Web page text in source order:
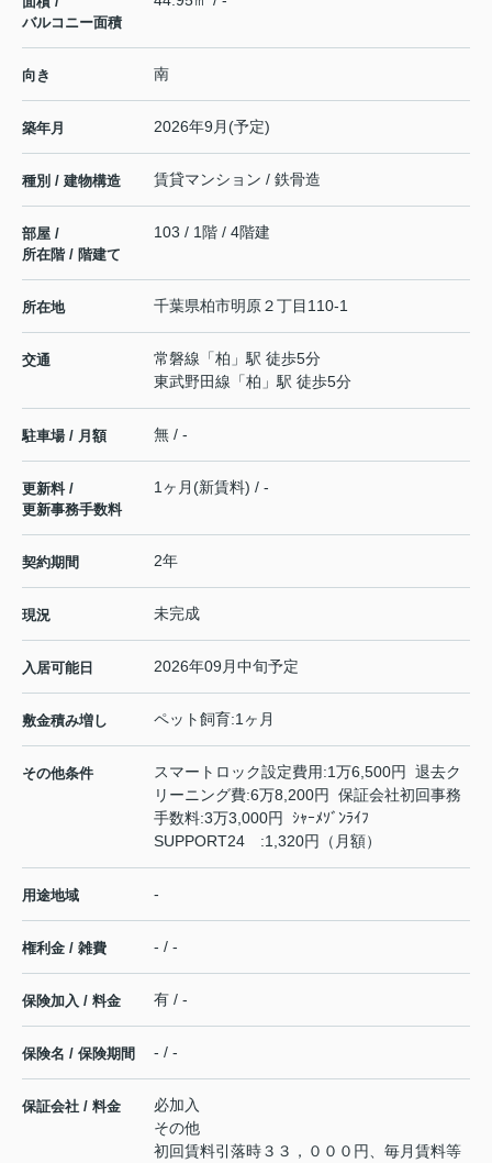
バルコニー面積
向き 南
築年月 2026年9月(予定)
種別 / 建物構造 賃貸マンション / 鉄骨造
部屋 /
所在階 / 階建て
103 / 1階 / 4階建
所在地 千葉県柏市明原２丁目110-1
交通 常磐線 「柏 」駅 徒歩5分
東武野田線 「柏 」駅 徒歩5分
駐車場 / 月額 無 / -
更新料 /
更新事務手数料
1ヶ月(新賃料) / -
契約期間 2年
現況 未完成
入居可能日 2026年09月中旬予定
敷金積み増し ペット飼育:1ヶ月
その他条件
スマートロック設定費用:1万6,500円 退去ク
リーニング費:6万8,200円 保証会社初回事務
手数料:3万3,000円 ｼｬｰﾒｿﾞﾝﾗｲﾌ
SUPPORT24 :1,320円（月額）
用途地域 -
権利金 / 雑費 - / -
保険加入 / 料金 有 / -
保険名 / 保険期間 - / -
保証会社 / 料金
必加入
その他
初回賃料引落時３３，０００円、毎月賃料等